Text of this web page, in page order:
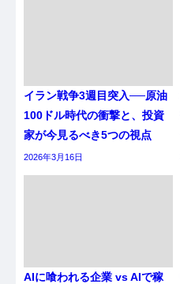
イラン戦争3週目突入──原油
100ドル時代の衝撃と、投資
家が今見るべき5つの視点
2026年3月16日
AIに喰われる企業 vs AIで稼